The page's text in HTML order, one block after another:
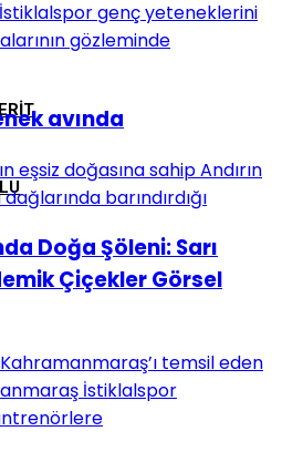
avında
Doğa Şöleni: Sarı
Çiçekler Görsel